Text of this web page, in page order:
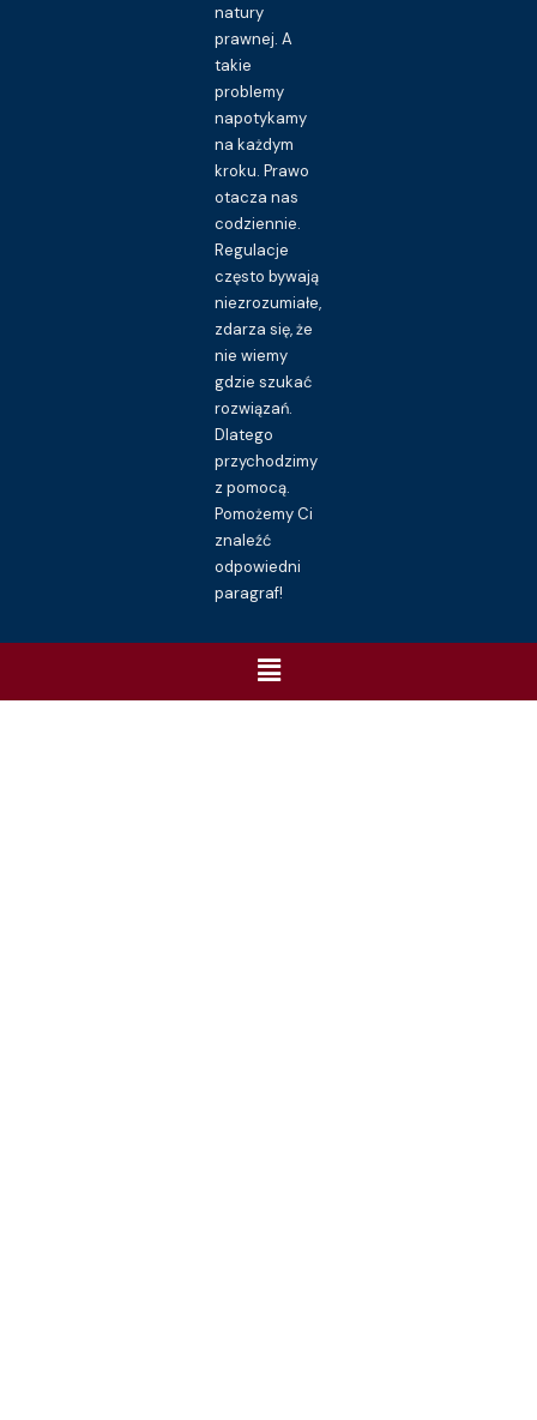
natury
prawnej. A
takie
problemy
napotykamy
na każdym
kroku. Prawo
otacza nas
codziennie.
Regulacje
często bywają
niezrozumiałe,
zdarza się, że
nie wiemy
gdzie szukać
rozwiązań.
Dlatego
przychodzimy
z pomocą.
Pomożemy Ci
znaleźć
odpowiedni
paragraf!
Menu